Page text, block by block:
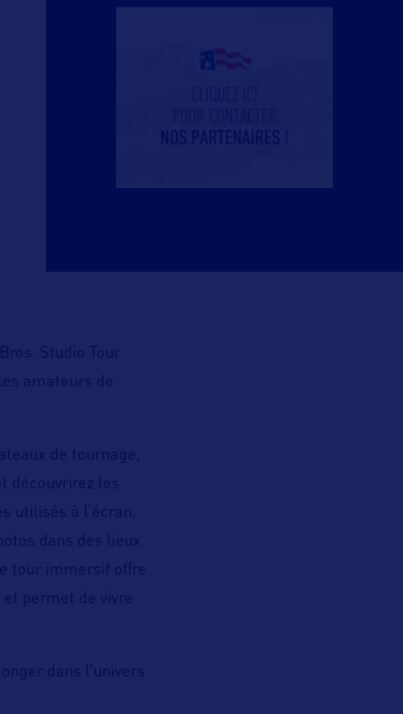
Studio Tour
amateurs de
de tournage,
découvrirez les
utilisés à l’écran.
dans des lieux
tour immersif offre
permet de vivre
dans l’univers